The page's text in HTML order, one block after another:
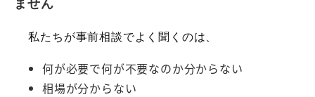
ません
私たちが事前相談でよく聞くのは、
何が必要で何が不要なのか分からない
相場が分からない